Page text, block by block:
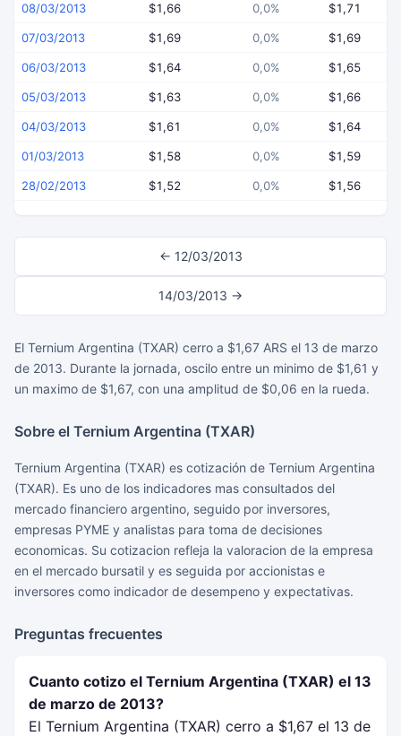
08/03/2013 $1,66 0,0% $1,71
07/03/2013 $1,69 0,0% $1,69
06/03/2013 $1,64 0,0% $1,65
05/03/2013 $1,63 0,0% $1,66
04/03/2013 $1,61 0,0% $1,64
01/03/2013 $1,58 0,0% $1,59
28/02/2013 $1,52 0,0% $1,56
← 12/03/2013
14/03/2013 →
El Ternium Argentina (TXAR) cerro a $1,67 ARS el 13 de marzo
de 2013. Durante la jornada, oscilo entre un minimo de $1,61 y
un maximo de $1,67, con una amplitud de $0,06 en la rueda.
Sobre el Ternium Argentina (TXAR)
Ternium Argentina (TXAR) es cotización de Ternium Argentina
(TXAR). Es uno de los indicadores mas consultados del
mercado financiero argentino, seguido por inversores,
empresas PYME y analistas para toma de decisiones
economicas. Su cotizacion refleja la valoracion de la empresa
en el mercado bursatil y es seguida por accionistas e
inversores como indicador de desempeno y expectativas.
Preguntas frecuentes
Cuanto cotizo el Ternium Argentina (TXAR) el 13
de marzo de 2013?
El Ternium Argentina (TXAR) cerro a $1,67 el 13 de